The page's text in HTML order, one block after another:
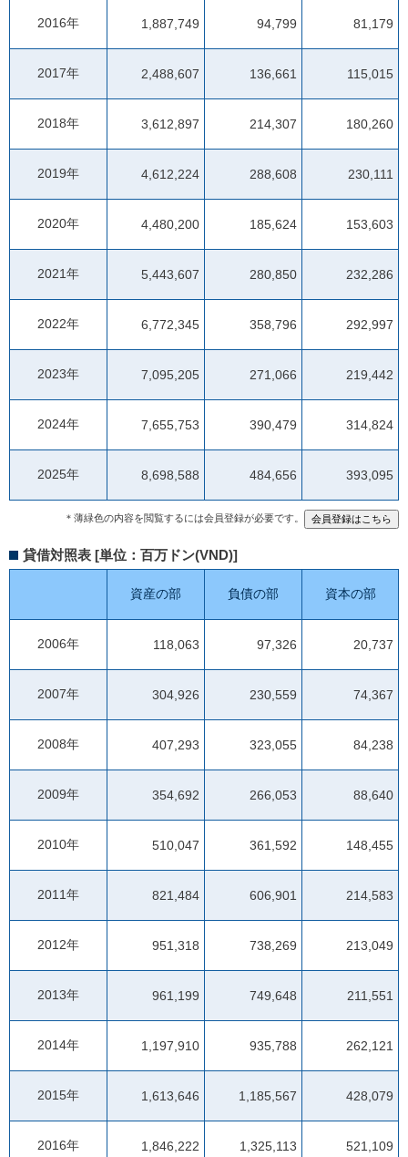
2016年 1,887,749 94,799 81,179
2017年 2,488,607 136,661 115,015
2018年 3,612,897 214,307 180,260
2019年 4,612,224 288,608 230,111
2020年 4,480,200 185,624 153,603
2021年 5,443,607 280,850 232,286
2022年 6,772,345 358,796 292,997
2023年 7,095,205 271,066 219,442
2024年 7,655,753 390,479 314,824
2025年 8,698,588 484,656 393,095
＊薄緑色の内容を閲覧するには会員登録が必要です。
貸借対照表 [単位：百万ドン(VND)]
資産の部 負債の部 資本の部
2006年 118,063 97,326 20,737
2007年 304,926 230,559 74,367
2008年 407,293 323,055 84,238
2009年 354,692 266,053 88,640
2010年 510,047 361,592 148,455
2011年 821,484 606,901 214,583
2012年 951,318 738,269 213,049
2013年 961,199 749,648 211,551
2014年 1,197,910 935,788 262,121
2015年 1,613,646 1,185,567 428,079
2016年 1,846,222 1,325,113 521,109